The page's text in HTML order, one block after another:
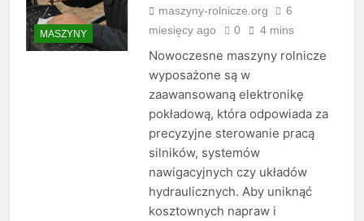
MASZYNY
maszyny-rolnicze.org
6
miesięcy ago
0 4 mins
Nowoczesne maszyny rolnicze
wyposażone są w
zaawansowaną elektronikę
pokładową, która odpowiada za
precyzyjne sterowanie pracą
silników, systemów
nawigacyjnych czy układów
hydraulicznych. Aby uniknąć
kosztownych napraw i